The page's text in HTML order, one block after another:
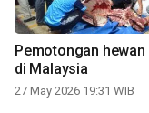
Pemotongan hewan
di Malaysia
27 May 2026 19:31 WIB